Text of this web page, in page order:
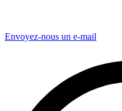
Envoyez-nous un e-mail